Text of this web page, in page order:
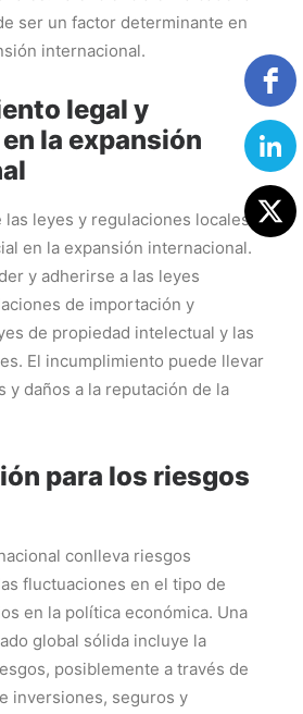
ser un factor determinante en
internacional.
legal y
la expansión
las leyes y regulaciones locales
en la expansión internacional.
y adherirse a las leyes
de importación y
de propiedad intelectual y las
El incumplimiento puede llevar
y daños a la reputación de la
para los riesgos
conlleva riesgos
fluctuaciones en el tipo de
en la política económica. Una
global sólida incluye la
posiblemente a través de
inversiones, seguros y